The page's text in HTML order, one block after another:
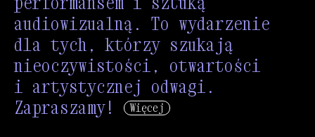
audiowizualną. To wydarzenie
dla tych, którzy szukają
nieoczywistości, otwartości
i artystycznej odwagi.
Zapraszamy!
Więcej